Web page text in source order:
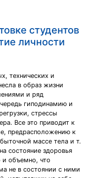
студентов
личности
технических и
в образ жизни
и ряд
гиподинамию и
стрессы
Все это приводит к
предрасположению к
массе тела и т.
состояние здоровья
и объемно, что
не в состоянии с ними